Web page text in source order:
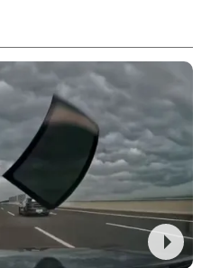
台中地檢署依詐欺取財等
則翻出慈濟當年的財務報
竟是從哪筆經費支出的？